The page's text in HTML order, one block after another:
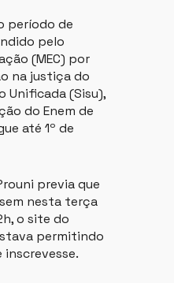
período de
pelo
(MEC) por
na justiça do
Unificada (Sisu),
do Enem de
até 1º de
previa que
nesta terça
o site do
permitindo